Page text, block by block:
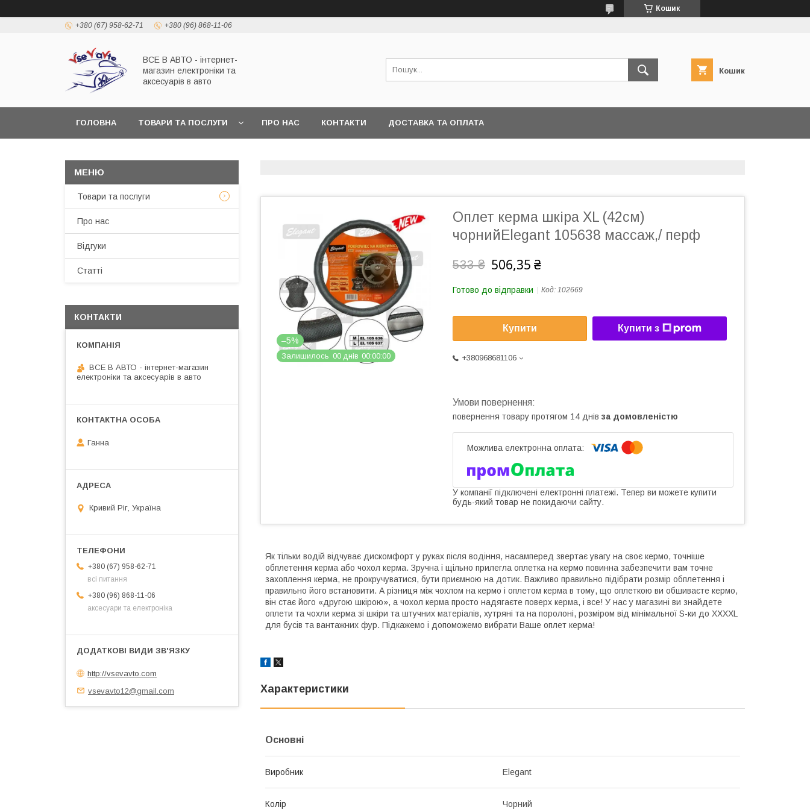
Кошик
+380 (67) 958-62-71 +380 (96) 868-11-06
ВСЕ В АВТО - інтернет-
магазин електроніки та
аксесуарів в авто
Кошик
ГОЛОВНА ТОВАРИ ТА ПОСЛУГИ ПРО НАС КОНТАКТИ ДОСТАВКА ТА ОПЛАТА
–5%
Залишилось 00 днів 00 00 00
Оплет керма шкіра XL (42см)
чорнийElegant 105638 массаж,/ перф
533 ₴ 506,35 ₴
Готово до відправки Код: 102669
Купити Купити з
+380968681106
повернення товару протягом 14 днів за домовленістю
У компанії підключені електронні платежі. Тепер ви можете купити
будь-який товар не покидаючи сайту.
Як тільки водій відчуває дискомфорт у руках після водіння, насамперед звертає увагу на своє кермо, точніше
обплетення керма або чохол керма. Зручна і щільно прилегла оплетка на кермо повинна забезпечити вам точне
захоплення керма, не прокручуватися, бути приємною на дотик. Важливо правильно підібрати розмір обплетення і
правильно його встановити. А різниця між чохлом на кермо і оплетом керма в тому, що оплеткою ви обшиваєте кермо,
він стає його «другою шкірою», а чохол керма просто надягаєте поверх керма, і все! У нас у магазині ви знайдете
оплети та чохли керма зі шкіри та штучних матеріалів, хутряні та на поролоні, розміром від мінімальної S-ки до XXXXL
для бусів та вантажних фур. Підкажемо і допоможемо вибрати Ваше оплет керма!
Характеристики
Основні
Виробник Elegant
Колір Чорний
Товари та послуги
Про нас
Відгуки
Статті
КОНТАКТИ
ВСЕ В АВТО - інтернет-магазин
електроніки та аксесуарів в авто
Ганна
Кривий Ріг, Україна
+380 (67) 958-62-71
всі питання
+380 (96) 868-11-06
аксесуари та електроніка
http://vsevavto.com
vsevavto12@gmail.com